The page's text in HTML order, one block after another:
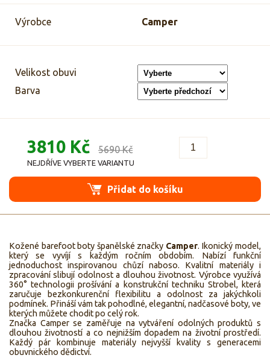
Výrobce Camper
Velikost obuvi
Barva
3810 Kč 5690 Kč
NEJDŘÍVE VYBERTE VARIANTU
Přidat do košíku
Kožené barefoot boty španělské značky Camper. Ikonický model,
který se vyvíjí s každým ročním obdobím. Nabízí funkční
jednoduchost inspirovanou chůzí naboso. Kvalitní materiály i
zpracování slibují odolnost a dlouhou životnost. Výrobce využívá
360° technologii prošívání a konstrukční techniku Strobel, která
zaručuje bezkonkurenční flexibilitu a odolnost za jakýchkoli
podmínek. Přináší vám tak pohodlné, elegantní, nadčasové boty, ve
kterých můžete chodit po celý rok.
Značka Camper se zaměřuje na vytváření odolných produktů s
dlouhou životností a co nejnižším dopadem na životní prostředí.
Každý pár kombinuje materiály nejvyšší kvality s generacemi
obuvnického dědictví.